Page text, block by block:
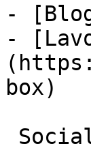
-
-
box)